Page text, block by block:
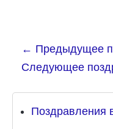
← Предыдущее
Следующее
Поздравления